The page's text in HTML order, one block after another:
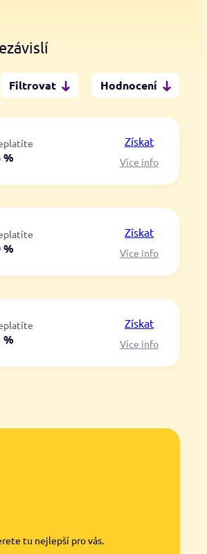
Filtrovat
Hodnocení
%
Získat
Více info
%
Získat
Více info
%
Získat
Více info
tu nejlepší pro vás.